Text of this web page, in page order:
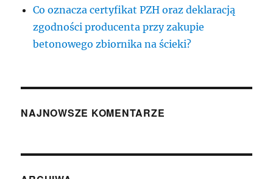
Co oznacza certyfikat PZH oraz deklaracją
zgodności producenta przy zakupie
betonowego zbiornika na ścieki?
NAJNOWSZE KOMENTARZE